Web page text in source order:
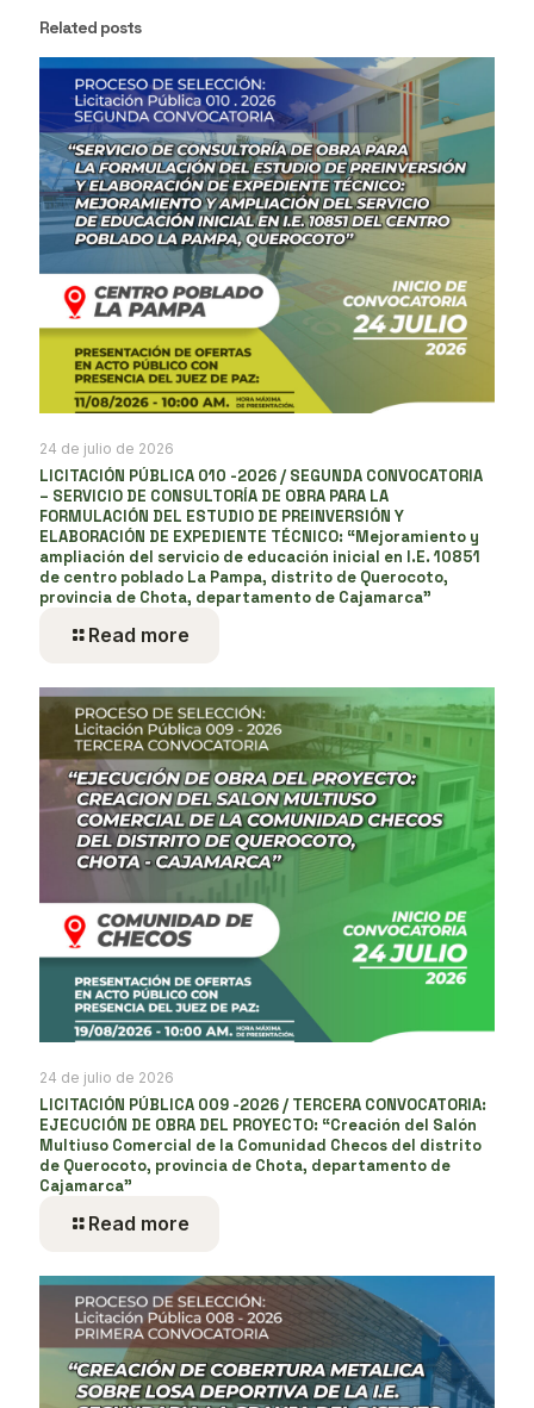
Related posts
24 de julio de 2026
LICITACIÓN PÚBLICA 010 -2026 / SEGUNDA CONVOCATORIA
– SERVICIO DE CONSULTORÍA DE OBRA PARA LA
FORMULACIÓN DEL ESTUDIO DE PREINVERSIÓN Y
ELABORACIÓN DE EXPEDIENTE TÉCNICO: “Mejoramiento y
ampliación del servicio de educación inicial en I.E. 10851
de centro poblado La Pampa, distrito de Querocoto,
provincia de Chota, departamento de Cajamarca”
Read more
24 de julio de 2026
LICITACIÓN PÚBLICA 009 -2026 / TERCERA CONVOCATORIA:
EJECUCIÓN DE OBRA DEL PROYECTO: “Creación del Salón
Multiuso Comercial de la Comunidad Checos del distrito
de Querocoto, provincia de Chota, departamento de
Cajamarca”
Read more